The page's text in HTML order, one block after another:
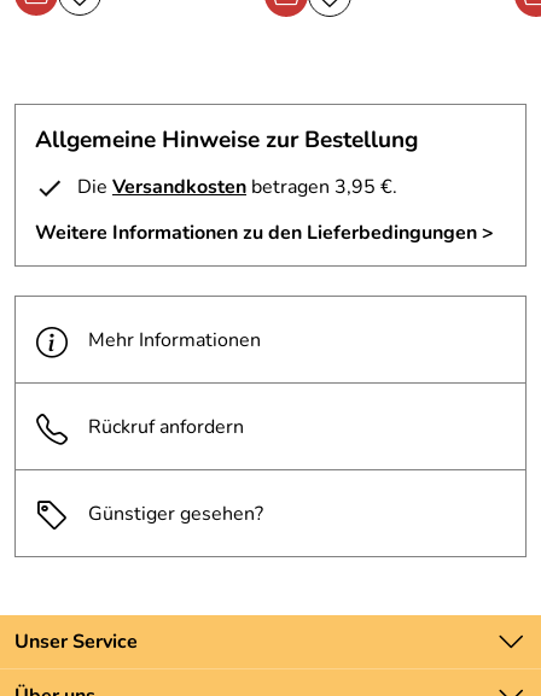
Allgemeine Hinweise zur Bestellung
Die Versandkosten betragen 3,95 €.
Weitere Informationen zu den Lieferbedingungen >
Mehr Informationen
Rückruf anfordern
Günstiger gesehen?
Unser Service
Kontakt